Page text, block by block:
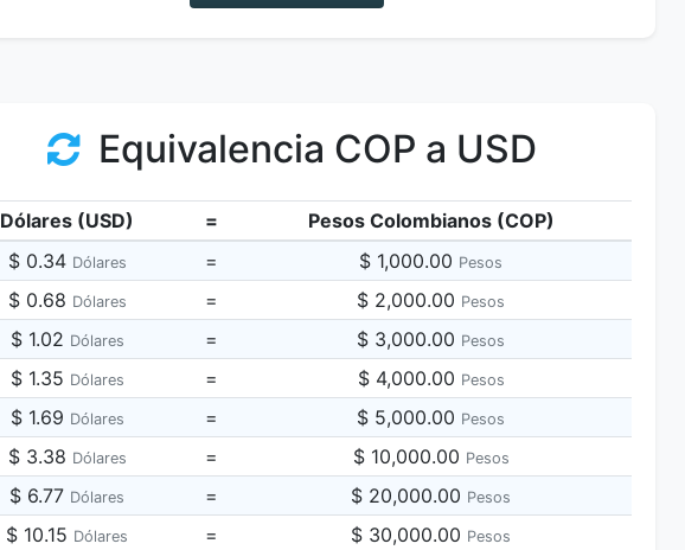
Equivalencia COP a USD
Dólares (USD) =
Pesos Colombianos (COP)
$ 0.34 Dólares = $ 1,000.00 Pesos
$ 0.68 Dólares = $ 2,000.00 Pesos
$ 1.02 Dólares = $ 3,000.00 Pesos
$ 1.35 Dólares = $ 4,000.00 Pesos
$ 1.69 Dólares = $ 5,000.00 Pesos
$ 3.38 Dólares = $ 10,000.00 Pesos
$ 6.77 Dólares = $ 20,000.00 Pesos
$ 10.15 Dólares = $ 30,000.00 Pesos